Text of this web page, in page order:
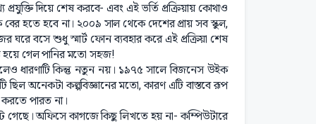
প্রযুক্তি দিয়ে শেষ করবে- এবং এই ভর্তি প্রক্রিয়ায় কোথাও
হতে হবে না। ২০০৯ সাল থেকে দেশের প্রায় সব স্কুল,
ঘরে বসে শুধু স্মার্ট ফোন ব্যবহার করে এই প্রক্রিয়া শেষ
হয়ে গেল পানির মতো সহজ!
ধারণাটি কিন্তু নতুন নয়। ১৯৭৫ সালে বিজনেস উইক
ছিল অনেকটা কল্পবিজ্ঞানের মতো, কারণ এটি বাস্তবে রূপ
পারত না।
অফিসে কাগজে কিছু লিখতে হয় না- কম্পিউটারে